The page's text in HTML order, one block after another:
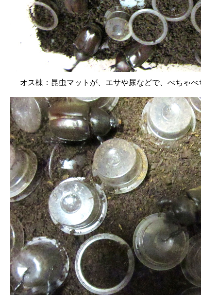
オス棟：昆虫マットが、エサや尿などで、べちゃべ